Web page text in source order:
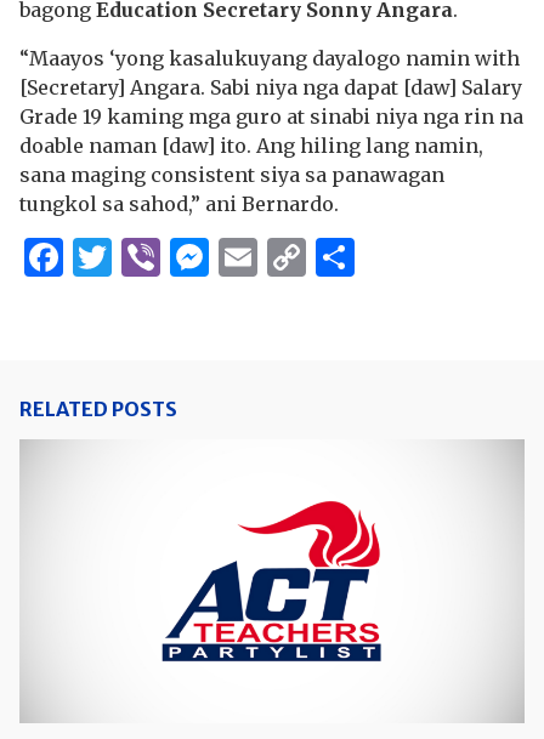
bagong Education Secretary Sonny Angara.
“Maayos ‘yong kasalukuyang dayalogo namin with
[Secretary] Angara. Sabi niya nga dapat [daw] Salary
Grade 19 kaming mga guro at sinabi niya nga rin na
doable naman [daw] ito. Ang hiling lang namin,
sana maging consistent siya sa panawagan
tungkol sa sahod,” ani Bernardo.
Facebook
Twitter
ViberMessenger
Email
Copy
RELATED POSTS